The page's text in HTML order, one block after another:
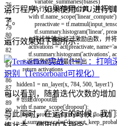
76
77
78
79
80
81
82
83
84
85
86
87
88
89
90
91
# 执行wx+b的线性计算，并且用
with tf name_scope('linear_compute')
preactivate = tf matmul(
tf summary.histogram('linear'
# 将线性输出经过激励函数，并
activations = act(preactivate name=
tf summary.histogram('activations'
# 返回激励层的最终输出
return activations
hidden1 = nn_layer(x 784 500 'layer1')
# 创建dropout层
with tf name_scope('dropout'):
keep_prob = tf.placeholder(tf.float32)
tf.summary.scalar(
运行程序，如果使用GPU进行
了。
运行效果如下图所示：
可以看到，随着迭代次数的增加
与此同时，在运行的时候，我们